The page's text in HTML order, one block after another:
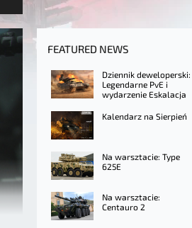
FEATURED NEWS
Dziennik deweloperski:
Legendarne PvE i
wydarzenie Eskalacja
Kalendarz na Sierpień
Na warsztacie: Type
625E
Na warsztacie:
Centauro 2